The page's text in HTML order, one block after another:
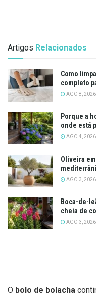
Artigos Relacionados
Como
completo
AGO 8, 2026
Porque a
onde está
AGO 4, 2026
Oliveira
AGO 3, 2026
Boca-de-
cheia de
AGO 3, 2026
O bolo de bolacha